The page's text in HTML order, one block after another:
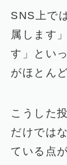
SNS上で
属します
す」とい
がほとん
こうした
だけでは
ている点